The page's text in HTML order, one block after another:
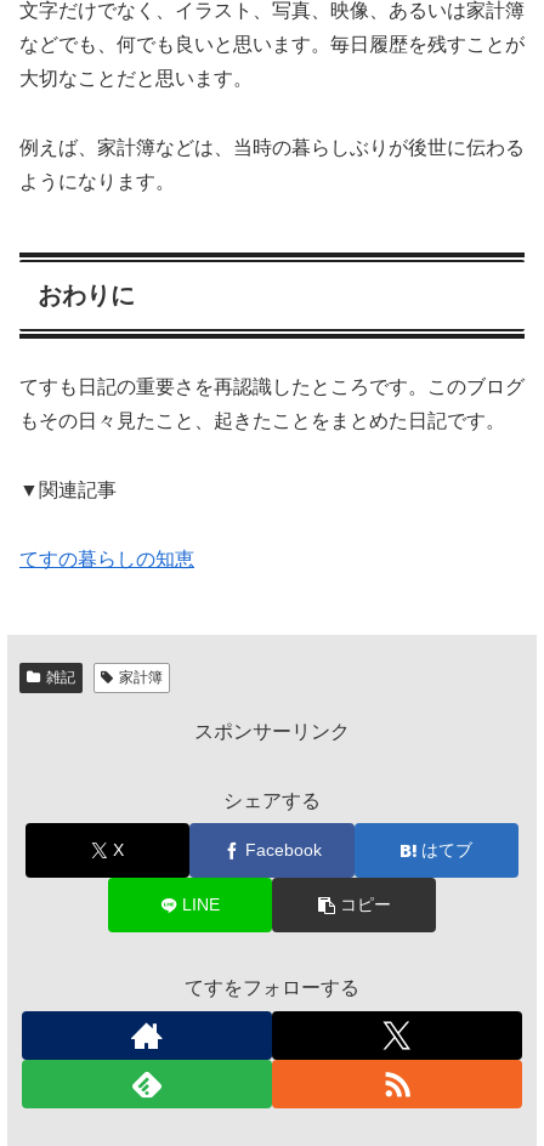
文字だけでなく、イラスト、写真、映像、あるいは家計簿
などでも、何でも良いと思います。毎日履歴を残すことが
大切なことだと思います。
例えば、家計簿などは、当時の暮らしぶりが後世に伝わる
ようになります。
おわりに
てすも日記の重要さを再認識したところです。このブログ
もその日々見たこと、起きたことをまとめた日記です。
▼関連記事
てすの暮らしの知恵
雑記 家計簿
スポンサーリンク
シェアする
X Facebook はてブ
LINE コピー
てすをフォローする